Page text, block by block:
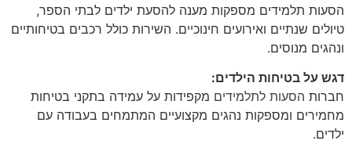
הסעות תלמידים מספקות מענה להסעת ילדים לבתי הספר,
טיולים שנתיים ואירועים חינוכיים. השירות כולל רכבים בטיחותיים
ונהגים מנוסים.
דגש על בטיחות הילדים:
חברות הסעות לתלמידים מקפידות על עמידה בתקני בטיחות
מחמירים ומספקות נהגים מקצועיים המתמחים בעבודה עם
ילדים.